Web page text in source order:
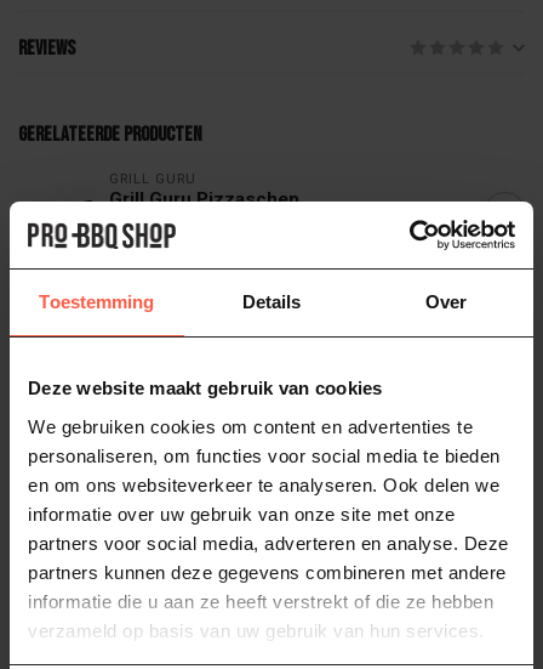
Toestemming Details Over
Deze website maakt gebruik van cookies
We gebruiken cookies om content en advertenties te
personaliseren, om functies voor social media te bieden
en om ons websiteverkeer te analyseren. Ook delen we
informatie over uw gebruik van onze site met onze
partners voor social media, adverteren en analyse. Deze
partners kunnen deze gegevens combineren met andere
informatie die u aan ze heeft verstrekt of die ze hebben
verzameld op basis van uw gebruik van hun services.
Reviews
Gerelateerde producten
GRILL GURU
Grill Guru Pizzaschep
Op voorraad
MONOLITH
Monolith Pizza Schep
Op voorraad
39,95
Ooni Pizza draai schep
Op voorraad
Ooni(47) peel (7) pizza schep(8) pizzaschep(27)
uuni (20)